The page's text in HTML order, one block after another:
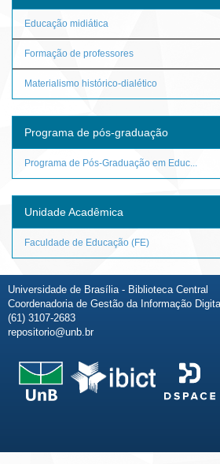
Educação midiática
Formação de professores
Materialismo histórico-dialético
Programa de pós-graduação
Programa de Pós-Graduação em Educ...
Unidade Acadêmica
Faculdade de Educação (FE)
Universidade de Brasília - Biblioteca Central
Coordenadoria de Gestão da Informação
(61) 3107-2683
repositorio@unb.br